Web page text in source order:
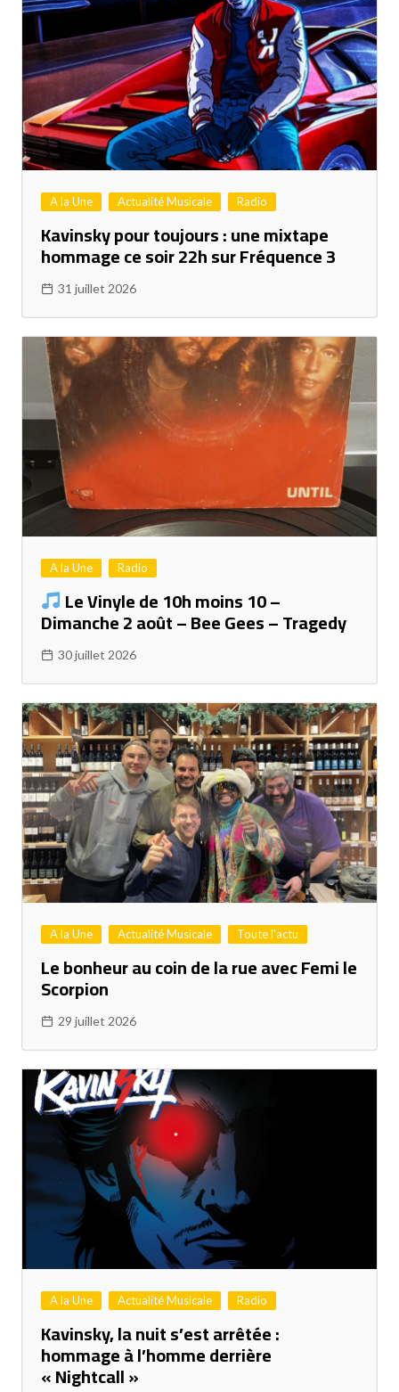
A la Une Actualité Musicale Radio
Kavinsky pour toujours : une mixtape
hommage ce soir 22h sur Fréquence 3
31 juillet 2026
A la Une Radio
Le Vinyle de 10h moins 10 –
Dimanche 2 août – Bee Gees – Tragedy
30 juillet 2026
A la Une Actualité Musicale Toute l'actu
Le bonheur au coin de la rue avec Femi le
Scorpion
29 juillet 2026
A la Une Actualité Musicale Radio
Kavinsky, la nuit s’est arrêtée :
hommage à l’homme derrière
« Nightcall »